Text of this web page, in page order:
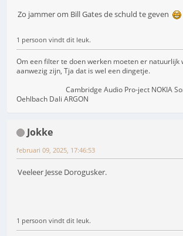
Zo jammer om Bill Gates de schuld te geven
1 persoon vindt dit leuk.
Om een filter te doen werken moeten er natuurlijk
aanwezig zijn, Tja dat is wel een dingetje.
Cambridge Audio Pro-ject NOKIA Sony
Oehlbach Dali ARGON
Jokke
februari 09, 2025, 17:46:53
Veeleer Jesse Dorogusker.
1 persoon vindt dit leuk.